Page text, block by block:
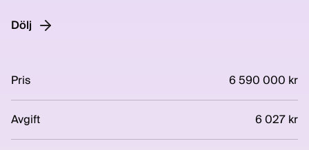
Dölj
Pris 6 590 000 kr
Avgift 6 027 kr